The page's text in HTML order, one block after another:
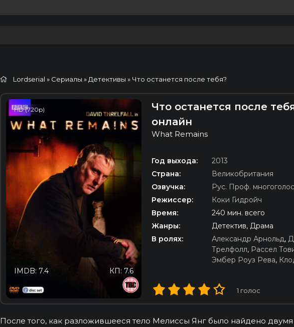
Lordserial » Сериалы » Детективы » Что останется после тебя?
HD (720p)
КП: 7.6
IMDB: 7.4
Что останется после
онлайн
What Remains
Год выхода:
2013
Страна:
Великобритания
Озвучка:
Рус. Проф.
Режиссер:
Коки Гидройч
Время:
240 мин. всего
Жанры:
Детектив, Драма
В ролях:
Александр Арнольд,
Трелфолл, Рассел
Эмбер Роуз Рева,
1 голос
После того, как разложившееся тело Мелиссы Янг было найдено